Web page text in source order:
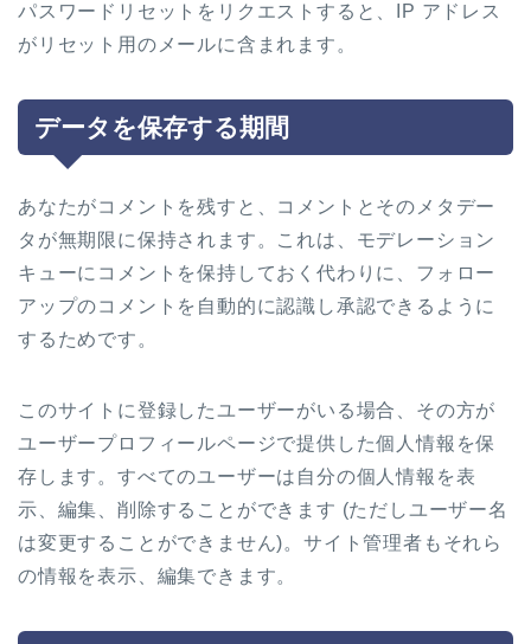
パスワードリセットをリクエストすると、IP アドレス
がリセット用のメールに含まれます。
データを保存する期間
あなたがコメントを残すと、コメントとそのメタデー
タが無期限に保持されます。これは、モデレーション
キューにコメントを保持しておく代わりに、フォロー
アップのコメントを自動的に認識し承認できるように
するためです。
このサイトに登録したユーザーがいる場合、その方が
ユーザープロフィールページで提供した個人情報を保
存します。すべてのユーザーは自分の個人情報を表
示、編集、削除することができます (ただしユーザー名
は変更することができません)。サイト管理者もそれら
の情報を表示、編集できます。